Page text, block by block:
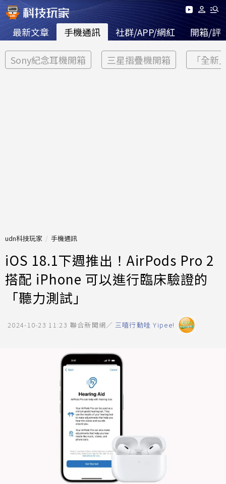
最新文章 手機通訊 社群/APP/網紅 開箱/評
Sony紀念耳機開箱 三星摺疊機開箱 「全新
udn科技玩家 手機通訊
iOS 18.1下週推出！AirPods Pro 2
搭配 iPhone 可以進行臨床驗證的
「聽力測試」
2024-10-23 11:23 聯合新聞網／ 三嘻行動哇 Yipee!